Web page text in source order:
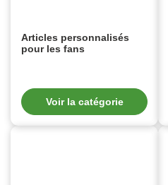
Articles personnalisés
pour les fans
Voir la catégorie